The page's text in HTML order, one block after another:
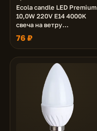
Ecola candle LED Premium
10,0W 220V E14 4000K
свеча на ветру
(композит) 129x37
76 ₽